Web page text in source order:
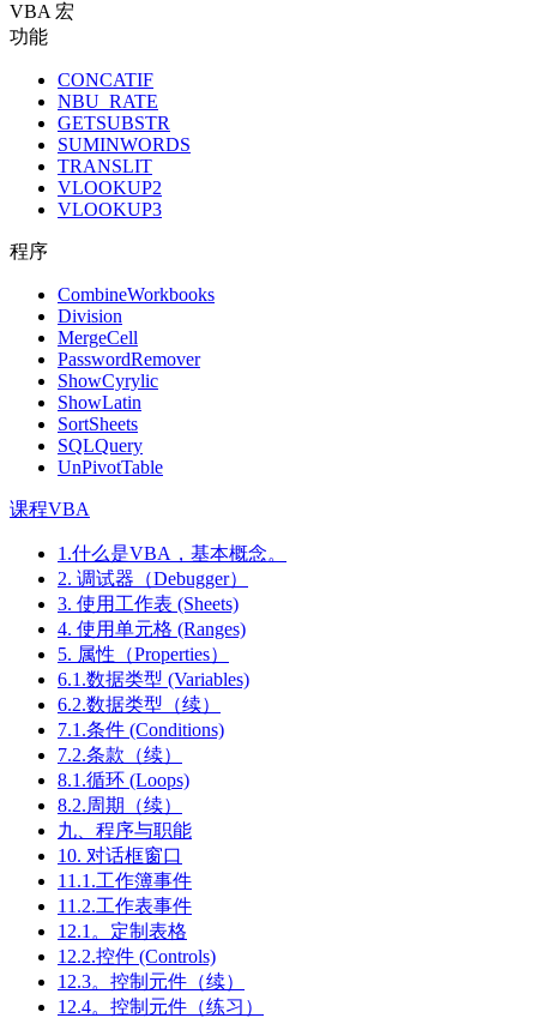
VBA 宏
功能
CONCATIF
NBU_RATE
GETSUBSTR
SUMINWORDS
TRANSLIT
VLOOKUP2
VLOOKUP3
程序
CombineWorkbooks
Division
MergeCell
PasswordRemover
ShowCyrylic
ShowLatin
SortSheets
SQLQuery
UnPivotTable
课程VBA
1.什么是VBA，基本概念。
2. 调试器（Debugger）
3. 使用工作表 (Sheets)
4. 使用单元格 (Ranges)
5. 属性（Properties）
6.1.数据类型 (Variables)
6.2.数据类型（续）
7.1.条件 (Conditions)
7.2.条款（续）
8.1.循环 (Loops)
8.2.周期（续）
九、程序与职能
10. 对话框窗口
11.1.工作簿事件
11.2.工作表事件
12.1。定制表格
12.2.控件 (Controls)
12.3。控制元件（续）
12.4。控制元件（练习）